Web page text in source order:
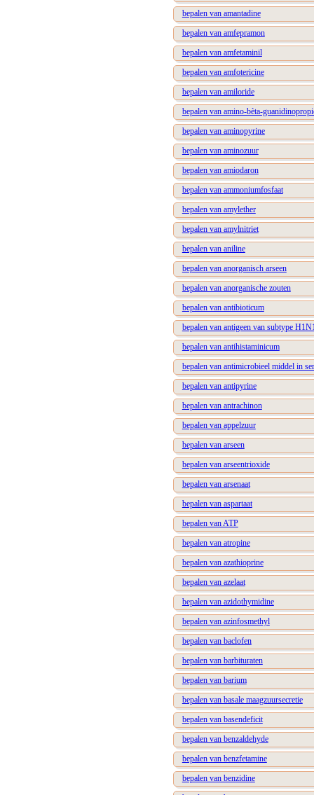
bepalen van amantadine
bepalen van amfepramon
bepalen van amfetaminil
bepalen van amfotericine
bepalen van amiloride
bepalen van amino-bèta-
bepalen van aminopyrine
bepalen van aminozuur
bepalen van amiodaron
bepalen van ammoniumfosfaat
bepalen van amylether
bepalen van amylnitriet
bepalen van aniline
bepalen van anorganisch arseen
bepalen van anorganische zouten
bepalen van antibioticum
bepalen van antigeen van subtype
bepalen van antihistaminicum
bepalen van antimicrobieel middel in
bepalen van antipyrine
bepalen van antrachinon
bepalen van appelzuur
bepalen van arseen
bepalen van arseentrioxide
bepalen van arsenaat
bepalen van aspartaat
bepalen van ATP
bepalen van atropine
bepalen van azathioprine
bepalen van azelaat
bepalen van azidothymidine
bepalen van azinfosmethyl
bepalen van baclofen
bepalen van barbituraten
bepalen van barium
bepalen van basale maagzuursecretie
bepalen van basendeficit
bepalen van benzaldehyde
bepalen van benzfetamine
bepalen van benzidine